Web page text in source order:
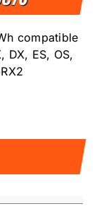
compatible
DX, ES, OS,